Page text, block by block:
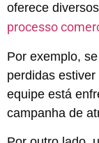
oferece
processo
Por exemplo,
perdidas
equipe está
campanha de